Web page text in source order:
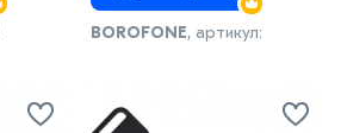
BOROFONE, артикул: